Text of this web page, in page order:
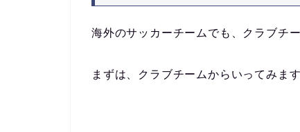
海外のサッカーチームでも、クラブチ
まずは、クラブチームからいってみます